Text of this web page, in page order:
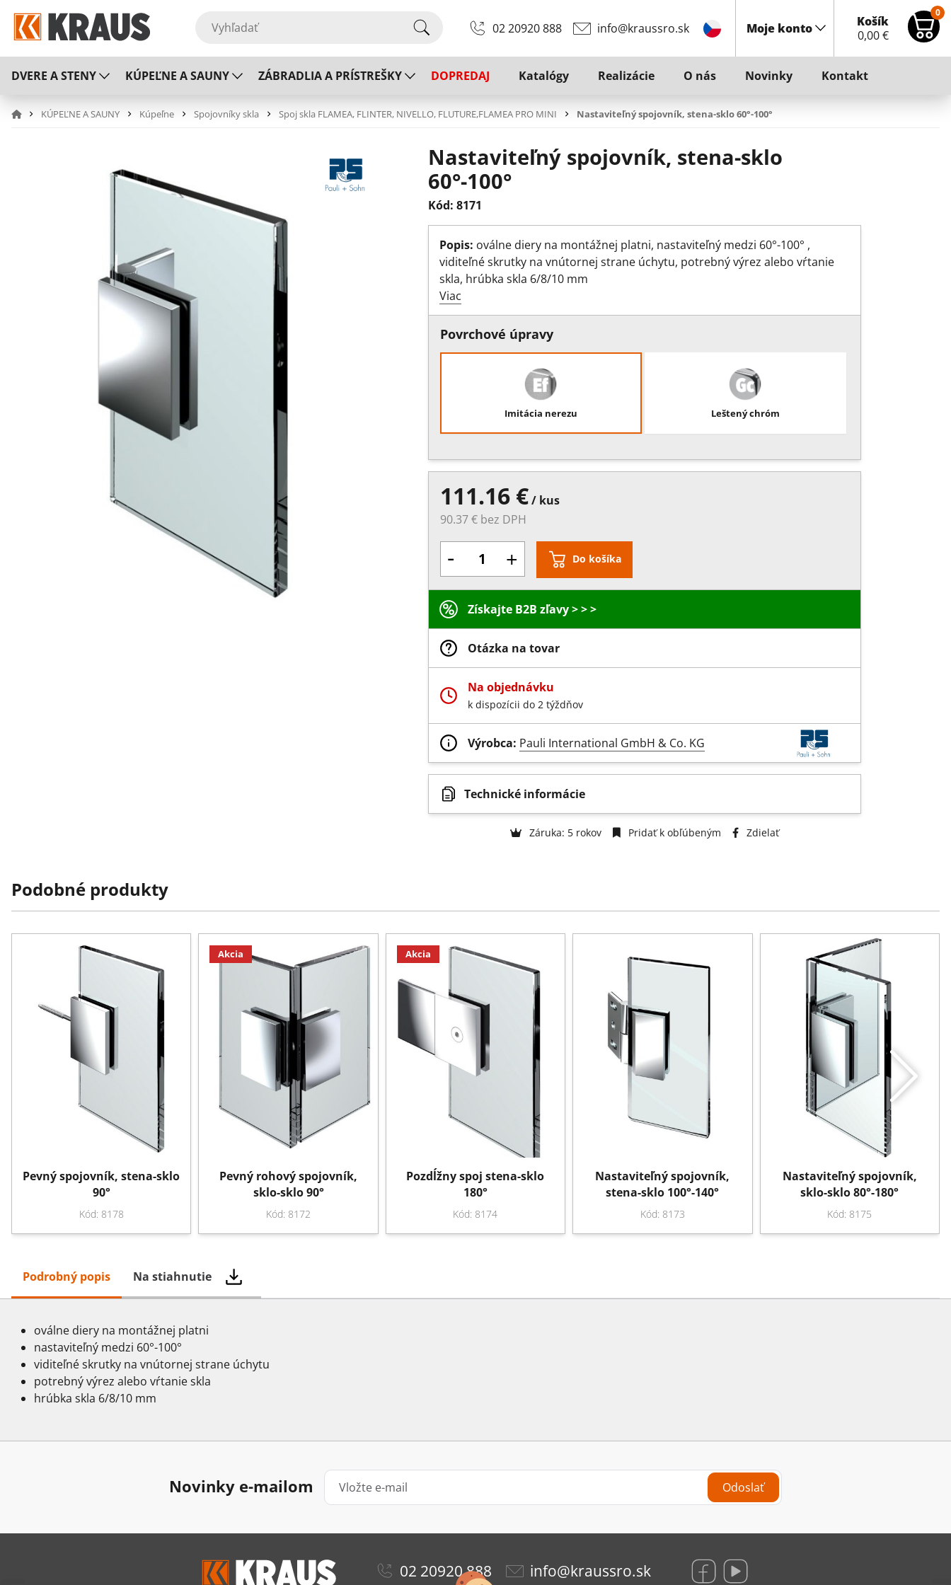
02 20920 888 info@kraussro.sk Moje konto
Košík
0,00€
0
DVERE A STENY KÚPEĽNE A SAUNY ZÁBRADLIA A PRÍSTREŠKY DOPREDAJ Katalógy Realizácie O nás Novinky Kontakt
KÚPEĽNE A SAUNY Kúpeľne Spojovníky skla Spoj skla FLAMEA, FLINTER, NIVELLO, FLUTURE,FLAMEA PRO MINI Nastaviteľný spojovník, stena-sklo 60°-100°
Nastaviteľný spojovník, stena-sklo
60°-100°
Kód: 8171
Popis: oválne diery na montážnej platni, nastaviteľný medzi 60°-100° ,
viditeľné skrutky na vnútornej strane úchytu, potrebný výrez alebo vŕtanie
skla, hrúbka skla 6/8/10 mm
Viac
Povrchové úpravy
Imitácia nerezu Leštený chróm
111.16 €/ kus
90.37 € bez DPH
- + Do košíka
Získajte B2B zľavy > > >
Otázka na tovar
Na objednávku
k dispozícii do 2 týždňov
Výrobca: Pauli International GmbH & Co. KG
Technické informácie
Záruka: 5 rokov Pridať k obľúbeným Zdielať
Podobné produkty
Pevný spojovník, stena-sklo
90°
Kód: 8178
Akcia
Pevný rohový spojovník,
sklo-sklo 90°
Kód: 8172
Akcia
Pozdĺžny spoj stena-sklo
180°
Kód: 8174
Nastaviteľný spojovník,
stena-sklo 100°-140°
Kód: 8173
Nastaviteľný spojovník,
sklo-sklo 80°-180°
Kód: 8175
Podrobný popis Na stiahnutie
oválne diery na montážnej platni
nastaviteľný medzi 60°-100°
viditeľné skrutky na vnútornej strane úchytu
potrebný výrez alebo vŕtanie skla
hrúbka skla 6/8/10 mm
Novinky e-mailom Odoslať
02 20920 888 info@kraussro.sk